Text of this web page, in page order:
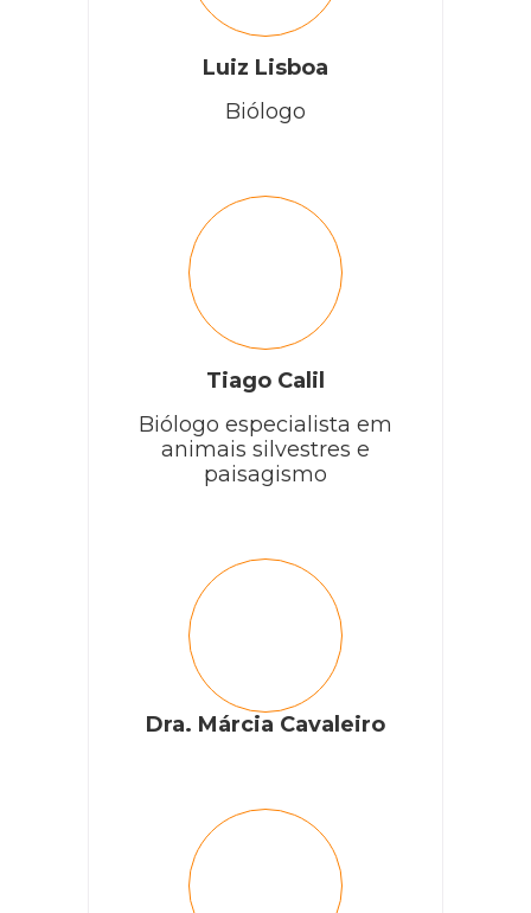
Luiz Lisboa
Biólogo
Tiago Calil
Biólogo especialista em
animais silvestres e
paisagismo
Dra. Márcia Cavaleiro